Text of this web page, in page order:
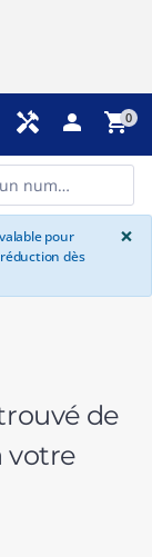
handyman person shopping_cart0
pour
dès
×
de
votre